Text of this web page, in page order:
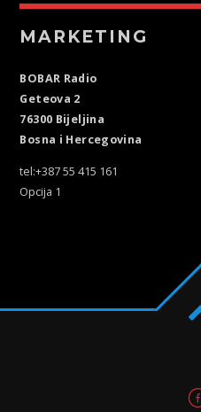
MARKETING
BOBAR Radio
Geteova 2
76300 Bijeljina
Bosna i Hercegovina
tel:+387 55 415 161
Opcija 1